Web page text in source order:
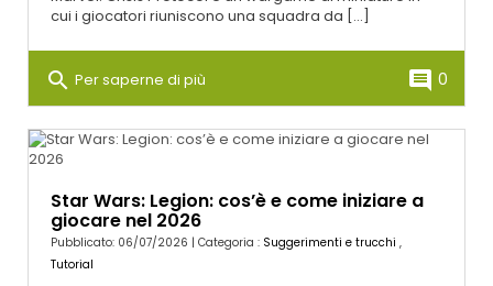
cui i giocatori riuniscono una squadra da [...]
search Per saperne di più comment 0
Star Wars: Legion: cos’è e come iniziare a
giocare nel 2026
Pubblicato: 06/07/2026 | Categoria : Suggerimenti e trucchi ,
Tutorial